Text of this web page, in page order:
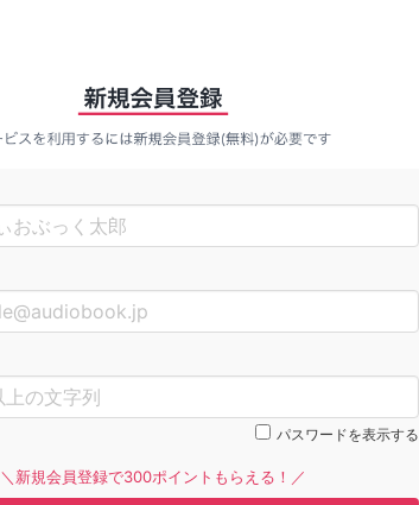
パスワードを表示する
＼新規会員登録で300ポイントもらえる！／